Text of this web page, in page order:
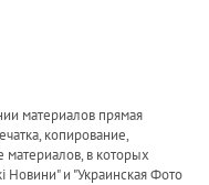
материалов прямая
копирование,
в которых
Новини" и "Украинская Фото